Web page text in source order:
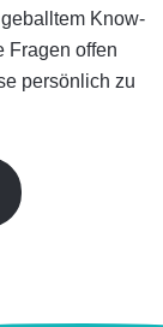
Know-
Fragen offen
persönlich zu